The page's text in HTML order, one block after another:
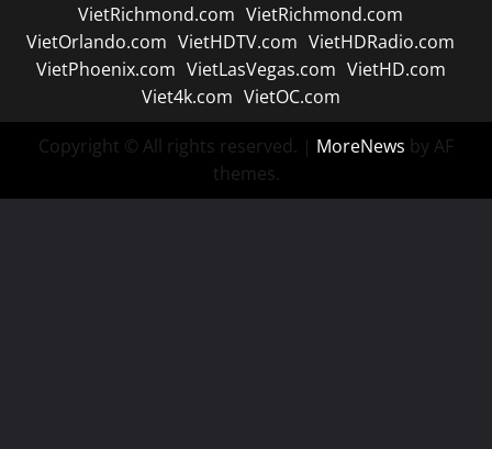
VietRichmond.com VietRichmond.com
VietOrlando.com VietHDTV.com VietHDRadio.com
VietPhoenix.com VietLasVegas.com VietHD.com
Viet4k.com VietOC.com
Copyright © All rights reserved. | MoreNews by AF
themes.